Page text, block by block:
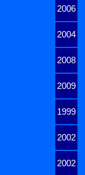
2006
2004
2008
2009
1999
2002
2002